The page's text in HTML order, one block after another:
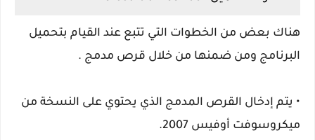
هناك بعض من الخطوات التي تتبع عند القيام بتحميل
البرنامج ومن ضمنها من خلال قرص مدمج .
• يتم إدخال القرص المدمج الذي يحتوي على النسخة من
ميكروسوفت أوفيس 2007.